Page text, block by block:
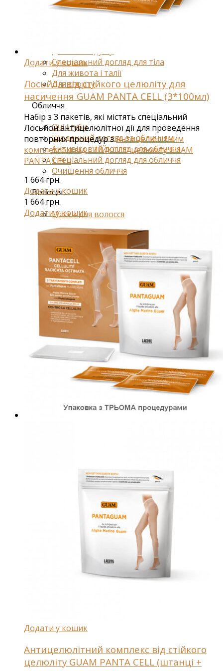
Засоби від набряклості
Спеціальний догляд для тіла
Для живота і талії
Для спорту
Обличчя
Очі і губи
Щоденний догляд за обличчям
Антивіковий догляд для обличчя
Спеціальний догляд для обличчя
Очищення обличчя
Волосся
Маски для волосся
Шампуні
Спеціальні засоби для волосся
Легінси
Ароматерапія
Вагітним та годуючим
Професіоналам
Чоловікам
Акції та подарунки
Додати у кошик
Лосьйон від стійкого целюліту для
насичення GUAM PANTA CELL (3*100мл)
Набір з 3 пакетів, які містять спеціальний
Лосьйон антицелюлітної дії для проведення
повторних процедур зАнтицелюлітним
комплексом від СТІЙКОГО целюліту GUAM
PANTA CELL.
1 664грн.
Додати у кошик
1 664грн.
Додати у кошик
Додати у кошик
Антицелюлітний комплекс від стійкого
целюліту GUAM PANTA CELL (штанці +